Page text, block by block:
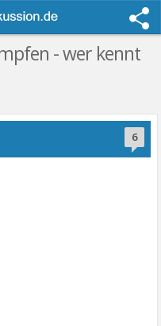
- wer kennt
6